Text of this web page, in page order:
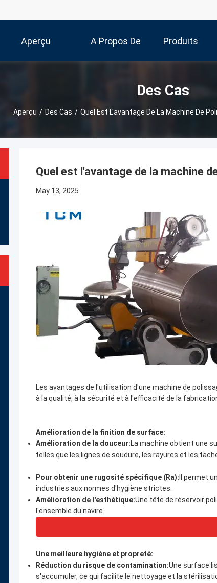
Aperçu A Propos De
Nous
Produits
Des Cas
Aperçu / Des Cas / Quel Est L'avantage De La Machine De
Quel est l'avantage de la machine
May 13, 2025
Les avantages de l'utilisation d'une machine de
à la qualité, à la sécurité et à l'efficacité de la
Amélioration de la finition de surface:
Amélioration de la douceur:La machine obtient une
telles que les lignes de soudure, les rayures et les
Pour obtenir une rugosité spécifique (Ra): Il permet
industries aux normes d'hygiène strictes.
Amélioration de l'esthétique:Une tête de réservoir
l'ensemble du navire.
Une meilleure hygiène et propreté:
Réduction du risque de contamination:Une surface
s'accumuler, ce qui facilite le nettoyage et la